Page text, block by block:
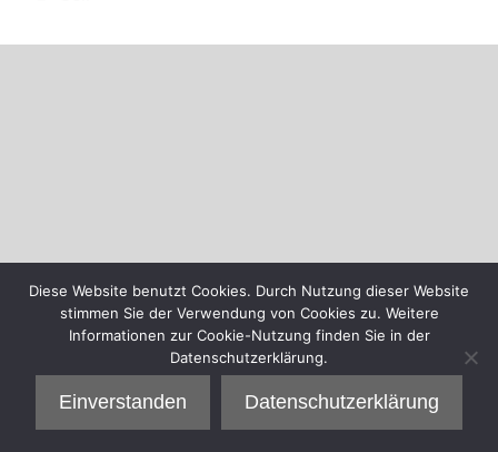
Diese Website benutzt Cookies. Durch Nutzung dieser Website
stimmen Sie der Verwendung von Cookies zu. Weitere
Informationen zur Cookie-Nutzung finden Sie in der
Datenschutzerklärung.
Einverstanden Datenschutzerklärung